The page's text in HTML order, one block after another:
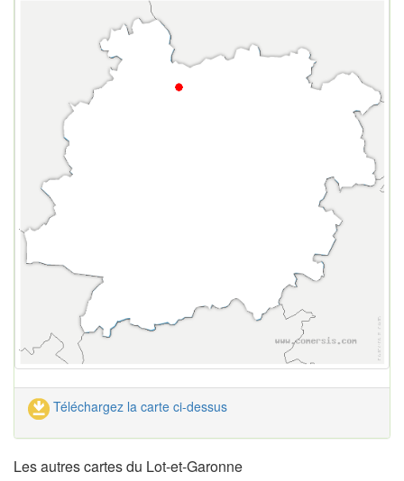
Téléchargez la carte ci-dessus
Les autres cartes du Lot-et-Garonne